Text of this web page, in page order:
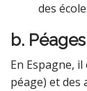
des
b.
En Espagne,
péage) et